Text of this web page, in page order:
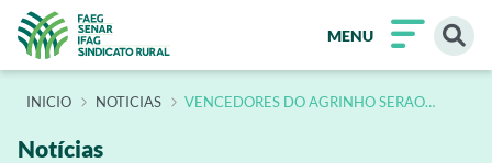
MENU
INÍCIO NOTICIAS VENCEDORES DO AGRINHO SERAO
Notícias